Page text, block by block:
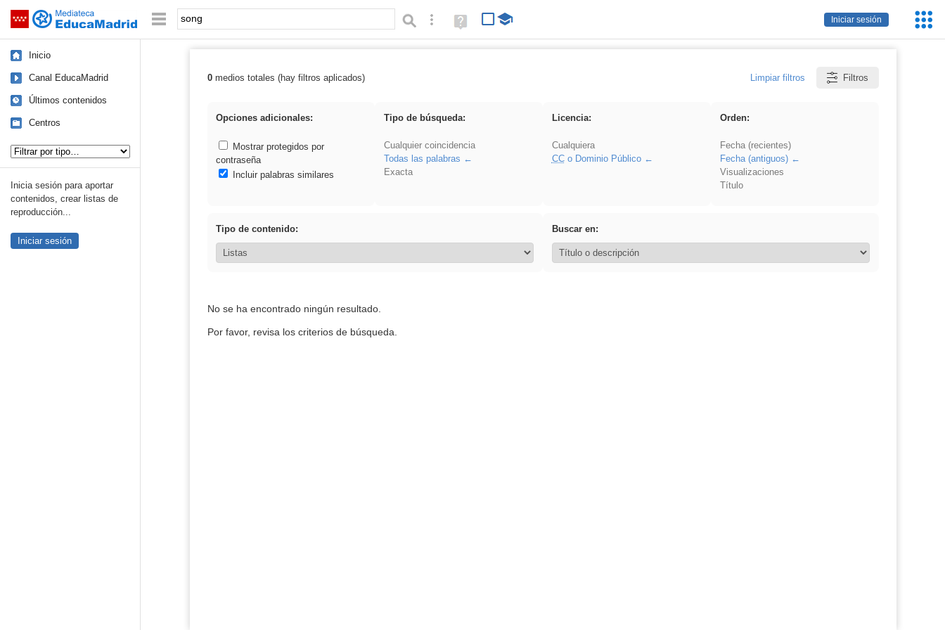
Saltar navegación
Iniciar sesión
Palabra o frase: Búsqueda avanzada
Ayuda
(en
Inicio
Canal EducaMadrid
Últimos contenidos
Centros
Inicia sesión para aportar
contenidos, crear listas de
reproducción...
Iniciar sesión
Resultados de: song
0medios totales (hay filtros aplicados) Limpiar filtros Filtros
Opciones adicionales:
Mostrar protegidos por
contraseña
Incluir palabras similares
Tipo de búsqueda:
Cualquier coincidencia
Todas las palabras
Exacta
Licencia:
Cualquiera
CCo Dominio Público
Orden:
Fecha (recientes)
Fecha (antiguos)
Visualizaciones
Título
Tipo de contenido: Buscar en:
No se ha encontrado ningún resultado.
Por favor, revisa los criterios de búsqueda.